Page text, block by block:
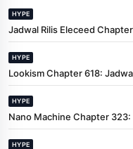
HYPE
Jadwal Rilis Eleceed
HYPE
Lookism Chapter 618:
HYPE
Nano Machine Chapter 323:
HYPE